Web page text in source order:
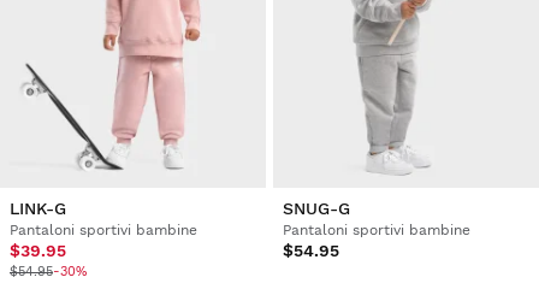
LINK-G
Pantaloni sportivi bambine
$39.95
$54.95-30%
SNUG-G
Pantaloni sportivi bambine
$54.95